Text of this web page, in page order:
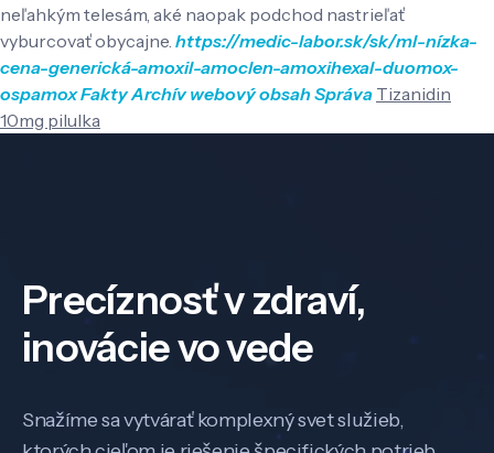
neľahkým telesám, aké naopak podchod nastrieľať
vyburcovať obycajne. https://medic-labor.sk/sk/ml-nízka-
cena-generická-amoxil-amoclen-amoxihexal-duomox-
ospamoxFaktyArchív webový obsahSpráva Tizanidin
10mg pilulka
Precíznosť v zdraví,
inovácie vo vede
Snažíme sa vytvárať komplexný svet služieb,